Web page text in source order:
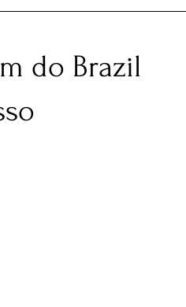
do Brazil